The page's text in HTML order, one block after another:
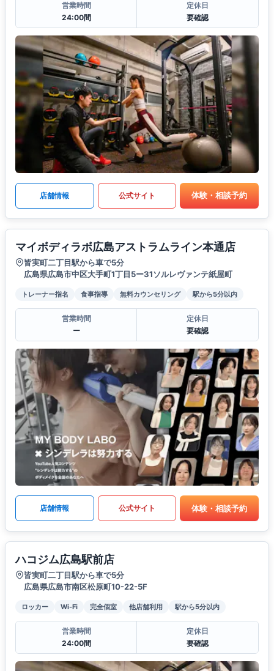
営業時間
24:00間
定休日
要確認
店舗情報 公式サイト 体験・相談予約
マイボディラボ広島アストラムライン本通店
皆実町二丁目駅から車で5分
広島県広島市中区大手町1丁目5ー31ソルレヴァンテ紙屋町
トレーナー指名 食事指導 無料カウンセリング 駅から5分以内
営業時間
ー
定休日
要確認
店舗情報 公式サイト 体験・相談予約
ハコジム広島駅前店
皆実町二丁目駅から車で5分
広島県広島市南区松原町10-22-5F
ロッカー Wi-Fi 完全個室 他店舗利用 駅から5分以内
営業時間
24:00間
定休日
要確認